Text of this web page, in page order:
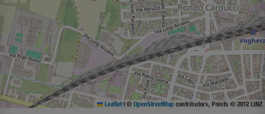
Leaflet | © OpenStreetMap contributors, Points © 2012 LINZ